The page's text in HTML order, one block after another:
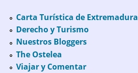
Carta Turística de Extremadura
Derecho y Turismo
Nuestros Bloggers
The Ostelea
Viajar y Comentar